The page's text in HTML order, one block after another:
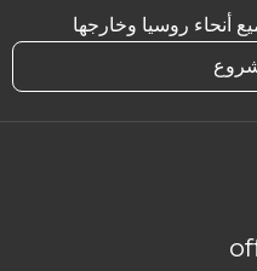
أنحاء روسيا وخارجها